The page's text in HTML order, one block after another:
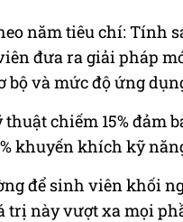
năm tiêu chí: Tính
đưa ra giải pháp
và mức độ ứng
chiếm 15% đảm
khuyến khích kỹ
để sinh viên khối
trị này vượt xa mọi